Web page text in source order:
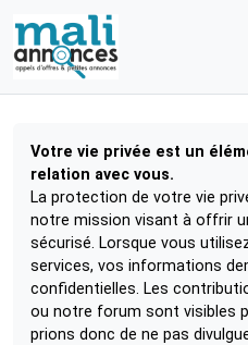
Votre vie privée est un
relation avec vous.
La protection de votre vie
notre mission visant à offrir
sécurisé. Lorsque vous
services, vos informations
confidentielles. Les
ou notre forum sont visibles
prions donc de ne pas